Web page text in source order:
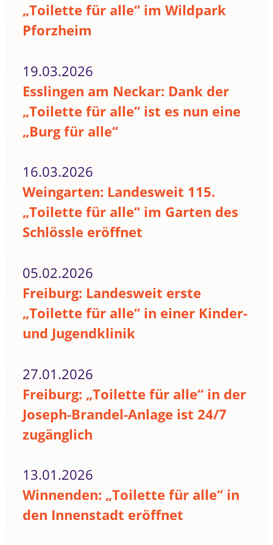
„Toilette für alle“ im Wildpark
Pforzheim
19.03.2026
Esslingen am Neckar: Dank der
„Toilette für alle“ ist es nun eine
„Burg für alle“
16.03.2026
Weingarten: Landesweit 115.
„Toilette für alle“ im Garten des
Schlössle eröffnet
05.02.2026
Freiburg: Landesweit erste
„Toilette für alle“ in einer Kinder-
und Jugendklinik
27.01.2026
Freiburg: „Toilette für alle“ in der
Joseph-Brandel-Anlage ist 24/7
zugänglich
13.01.2026
Winnenden: „Toilette für alle“ in
den Innenstadt eröffnet